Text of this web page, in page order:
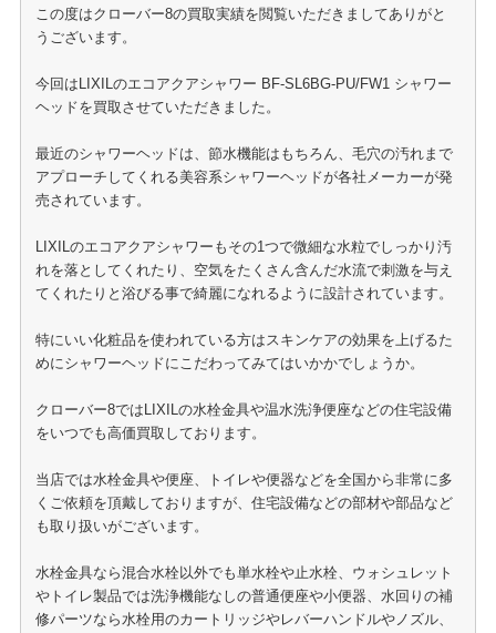
この度はクローバー8の買取実績を閲覧いただきましてありがと
うございます。
今回はLIXILのエコアクアシャワー BF-SL6BG-PU/FW1 シャワー
ヘッドを買取させていただきました。
最近のシャワーヘッドは、節水機能はもちろん、毛穴の汚れまで
アプローチしてくれる美容系シャワーヘッドが各社メーカーが発
売されています。
LIXILのエコアクアシャワーもその1つで微細な水粒でしっかり汚
れを落としてくれたり、空気をたくさん含んだ水流で刺激を与え
てくれたりと浴びる事で綺麗になれるように設計されています。
特にいい化粧品を使われている方はスキンケアの効果を上げるた
めにシャワーヘッドにこだわってみてはいかかでしょうか。
クローバー8ではLIXILの水栓金具や温水洗浄便座などの住宅設備
をいつでも高価買取しております。
当店では水栓金具や便座、トイレや便器などを全国から非常に多
くご依頼を頂戴しておりますが、住宅設備などの部材や部品など
も取り扱いがございます。
水栓金具なら混合水栓以外でも単水栓や止水栓、ウォシュレット
やトイレ製品では洗浄機能なしの普通便座や小便器、水回りの補
修パーツなら水栓用のカートリッジやレバーハンドルやノズル、